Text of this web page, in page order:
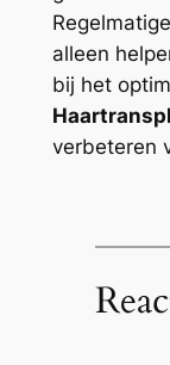
alleen
bij het
verbeteren